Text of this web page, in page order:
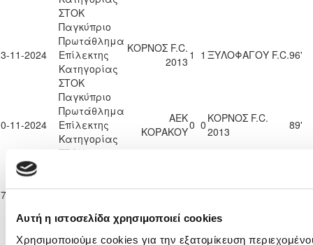
Αυτή η ιστοσελίδα χρησιμοποιεί cookies
Χρησιμοποιούμε cookies για την εξατομίκευση
ΣΤΟΚ
11-2024
Παγκύπριο
Πρωτάθλημα
Επίλεκτης
Κατηγορίας
ΣΤΟΚ
ΚΟΡΝΟΣ F.C.
2013 1 1 ΞΥΛΟΦΑΓΟΥ F.C.96'
11-2024
Παγκύπριο
Πρωτάθλημα
Επίλεκτης
Κατηγορίας
ΣΤΟΚ
ΑΕΚ
ΚΟΡΑΚΟΥ0 0 ΚΟΡΝΟΣ F.C.
2013
89'
12-2024
ΣΤΟΚ
ΚΟΡΝΟΣ F.C.
ΟΛΥΜΠΙΑΣ
Παγκύπριο